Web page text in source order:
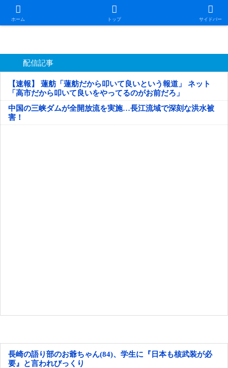
ホーム トップ サイドバー
日本第一！ニュース録
配信記事
【速報】 蓮舫「蓮舫だから叩いて良いという報道」 ネット
「高市だから叩いて良いをやってるのがお前だろ」
中国の三峡ダムが全開放流を実施…長江流域で深刻な洪水被
害！
長崎の語り部のお爺ちゃん(84)、学生に『日本も核武装が必
要』と言われびっくり